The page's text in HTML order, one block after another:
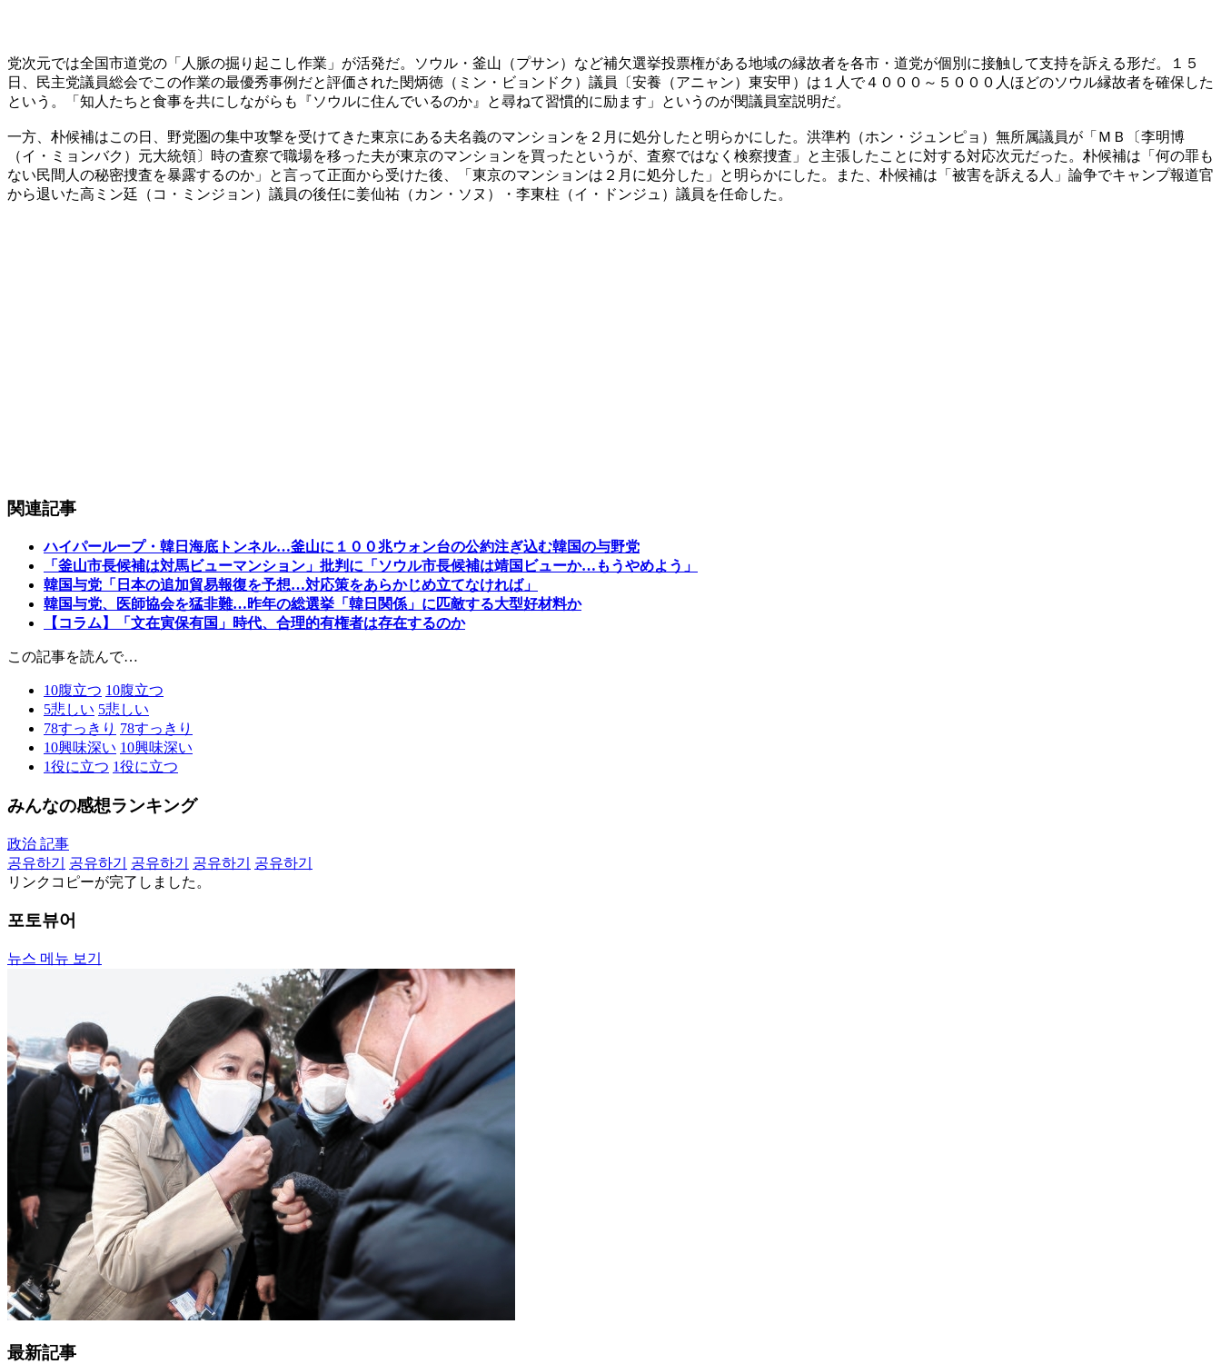
党次元では全国市道党の「人脈の掘り起こし作業」が活発だ。ソウル・釜山（プサン）など補欠選挙投票権がある地域の縁故者を各市・道党が個別に接触して支持を訴える形だ。１５
日、民主党議員総会でこの作業の最優秀事例だと評価された閔炳徳（ミン・ビョンドク）議員〔安養（アニャン）東安甲）は１人で４０００～５０００人ほどのソウル縁故者を確保した
という。「知人たちと食事を共にしながらも『ソウルに住んでいるのか』と尋ねて習慣的に励ます」というのが閔議員室説明だ。
一方、朴候補はこの日、野党圏の集中攻撃を受けてきた東京にある夫名義のマンションを２月に処分したと明らかにした。洪準杓（ホン・ジュンピョ）無所属議員が「ＭＢ〔李明博
（イ・ミョンバク）元大統領〕時の査察で職場を移った夫が東京のマンションを買ったというが、査察ではなく検察捜査」と主張したことに対する対応次元だった。朴候補は「何の罪も
ない民間人の秘密捜査を暴露するのか」と言って正面から受けた後、「東京のマンションは２月に処分した」と明らかにした。また、朴候補は「被害を訴える人」論争でキャンプ報道官
から退いた高ミン廷（コ・ミンジョン）議員の後任に姜仙祐（カン・ソヌ）・李東柱（イ・ドンジュ）議員を任命した。
関連記事
ハイパーループ・韓日海底トンネル…釜山に１００兆ウォン台の公約注ぎ込む韓国の与野党
「釜山市長候補は対馬ビューマンション」批判に「ソウル市長候補は靖国ビューか…もうやめよう」
韓国与党「日本の追加貿易報復を予想…対応策をあらかじめ立てなければ」
韓国与党、医師協会を猛非難…昨年の総選挙「韓日関係」に匹敵する大型好材料か
【コラム】「文在寅保有国」時代、合理的有権者は存在するのか
この記事を読んで…
10腹立つ 10腹立つ
5悲しい 5悲しい
78すっきり 78すっきり
10興味深い 10興味深い
1役に立つ 1役に立つ
みんなの感想ランキング
政治 記事
공유하기
공유하기 공유하기 공유하기
공유하기
リンクコピーが完了しました。
포토뷰어
뉴스 메뉴 보기
最新記事